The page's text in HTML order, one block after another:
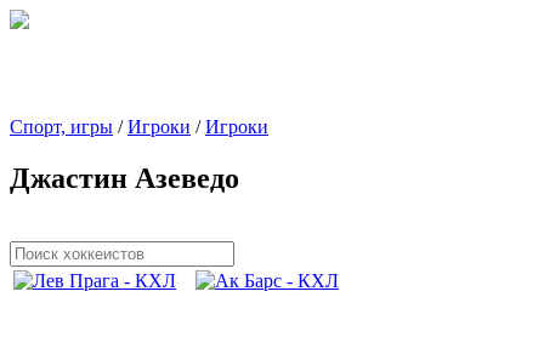
Спорт, игры /Игроки /Игроки
Джастин Азеведо